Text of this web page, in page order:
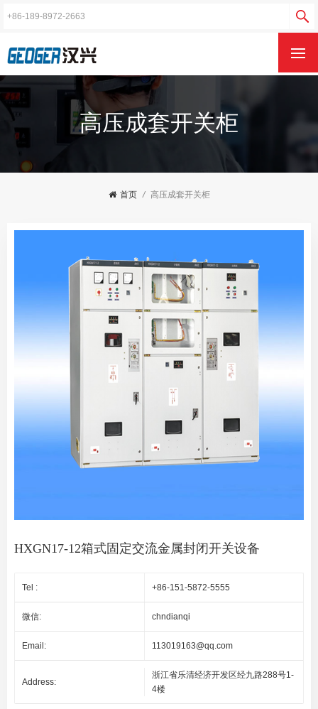
高压成套开关柜
首页 / 高压成套开关柜
HXGN17-12箱式固定交流金属封闭开关设备
Tel : +86-151-5872-5555
微信: chndianqi
Email: 113019163@qq.com
Address:
浙江省乐清经济开发区经九路288号1-
4楼